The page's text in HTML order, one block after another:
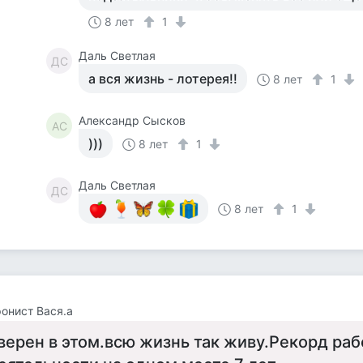
8 лет 1
ДС Даль Светлая
а вся жизнь - лотерея!! 8 лет 1
АС Александр Сысков
))) 8 лет 1
ДС
Даль Светлая
8 лет
1
Вася.а
в этом.всю жизнь так живу.Рекорд